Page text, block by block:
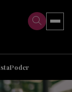
Poder